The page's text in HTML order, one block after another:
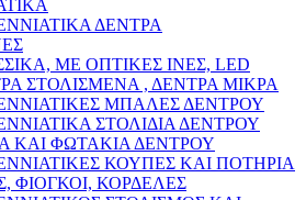
ΔΕΝΤΡΑ
ΜΕ ΟΠΤΙΚΕΣ ΙΝΕΣ, LED
ΣΤΟΛΙΣΜΕΝΑ , ΔΕΝΤΡΑ ΜΙΚΡΑ
ΜΠΑΛΕΣ ΔΕΝΤΡΟΥ
ΣΤΟΛΙΔΙΑ ΔΕΝΤΡΟΥ
ΚΑΙ ΦΩΤΑΚΙΑ ΔΕΝΤΡΟΥ
ΚΟΥΠΕΣ ΚΑΙ ΠΟΤΗΡΙΑ
ΦΙΟΓΚΟΙ, ΚΟΡΔΕΛΕΣ